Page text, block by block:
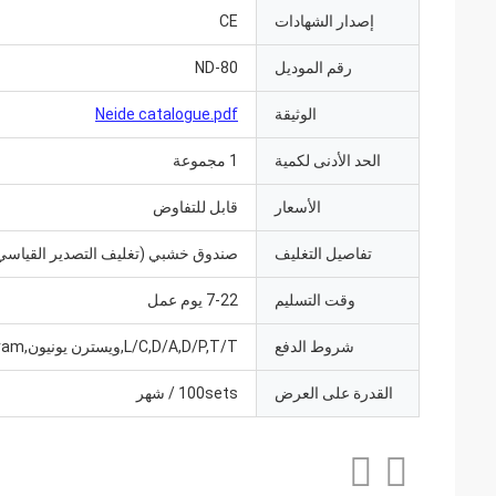
إصدار الشهادات CE
رقم الموديل ND-80
الوثيقة Neide catalogue.pdf
الحد الأدنى لكمية 1 مجموعة
الأسعار قابل للتفاوض
تفاصيل التغليف صندوق خشبي (تغليف التصدير
وقت التسليم 7-22 يوم عمل
شروط الدفع L/C,D/A,D/P,T/T,ويسترن يونيون,MoneyGram
القدرة على العرض 100sets / شهر